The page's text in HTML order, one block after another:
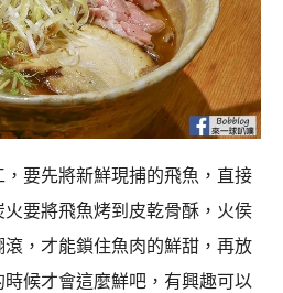
要先將新鮮現捕的飛魚，直接
要將飛魚烤到皮乾骨酥，火侯
，才能鎖住魚肉的鮮甜，再放
候才會這麼鮮吧，有興趣可以